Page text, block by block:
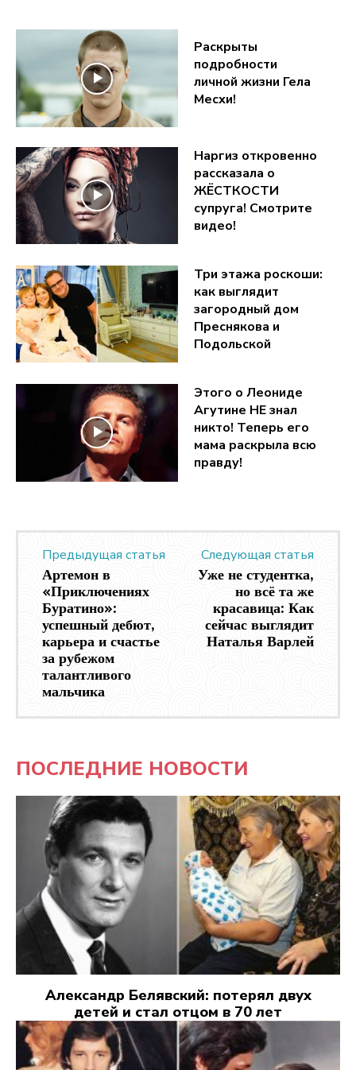
Раскрыты
подробности
личной жизни Гела
Месхи!
Наргиз откровенно
рассказала о
ЖЁСТКОСТИ
супруга! Смотрите
видео!
Три этажа роскоши:
как выглядит
загородный дом
Преснякова и
Подольской
Этого о Леониде
Агутине НЕ знал
никто! Теперь его
мама раскрыла всю
правду!
Предыдущая статья
Артемон в
«Приключениях
Буратино»:
успешный дебют,
карьера и счастье
за рубежом
талантливого
мальчика
Следующая статья
Уже не студентка,
но всё та же
красавица: Как
сейчас выглядит
Наталья Варлей
ПОСЛЕДНИЕ НОВОСТИ
Александр Белявский: потерял двух
детей и стал отцом в 70 лет